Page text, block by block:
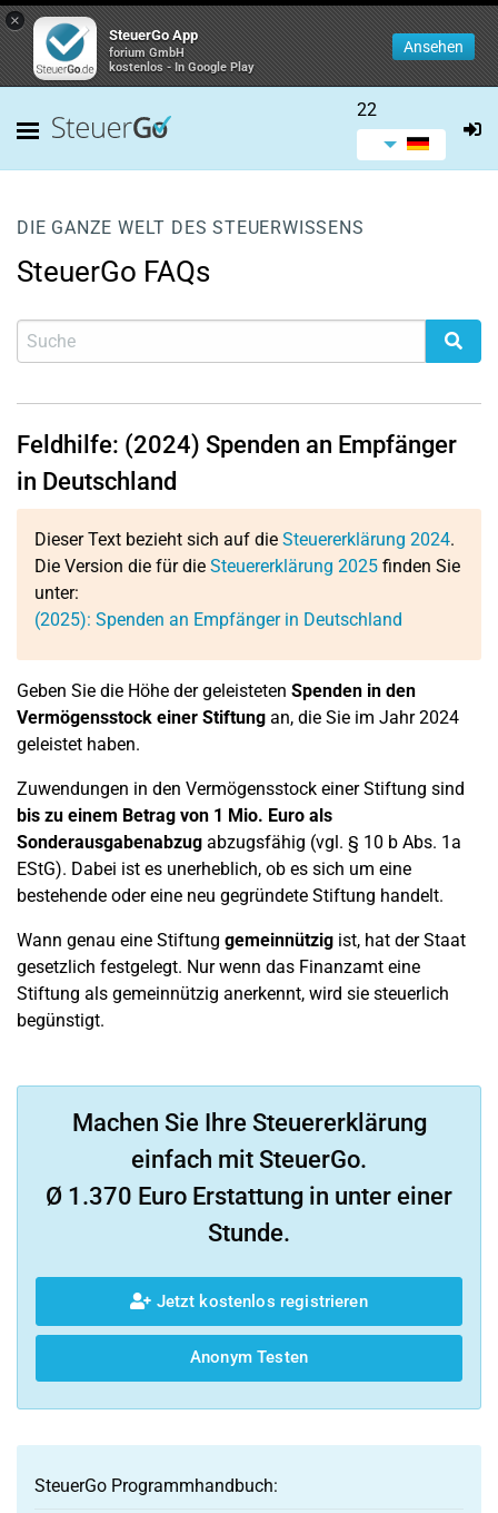
×
SteuerGo App
forium GmbH
kostenlos - In Google Play
Ansehen
22
DIE GANZE WELT DES STEUERWISSENS
SteuerGo FAQs
Feldhilfe: (2024) Spenden an Empfänger
in Deutschland
Dieser Text bezieht sich auf die Steuererklärung 2024.
Die Version die für die Steuererklärung 2025 finden Sie
unter:
(2025): Spenden an Empfänger in Deutschland
Geben Sie die Höhe der geleisteten Spenden in den
Vermögensstock einer Stiftung an, die Sie im Jahr 2024
geleistet haben.
Zuwendungen in den Vermögensstock einer Stiftung sind
bis zu einem Betrag von 1 Mio. Euro als
Sonderausgabenabzug abzugsfähig (vgl. § 10 b Abs. 1a
EStG). Dabei ist es unerheblich, ob es sich um eine
bestehende oder eine neu gegründete Stiftung handelt.
Wann genau eine Stiftung gemeinnützig ist, hat der Staat
gesetzlich festgelegt. Nur wenn das Finanzamt eine
Stiftung als gemeinnützig anerkennt, wird sie steuerlich
begünstigt.
Machen Sie Ihre Steuererklärung
einfach mit SteuerGo.
Ø 1.370 Euro Erstattung in unter einer
Stunde.
Jetzt kostenlos registrieren
Anonym Testen
SteuerGo Programmhandbuch: